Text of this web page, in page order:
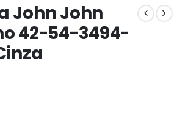
John John
42-54-3494-